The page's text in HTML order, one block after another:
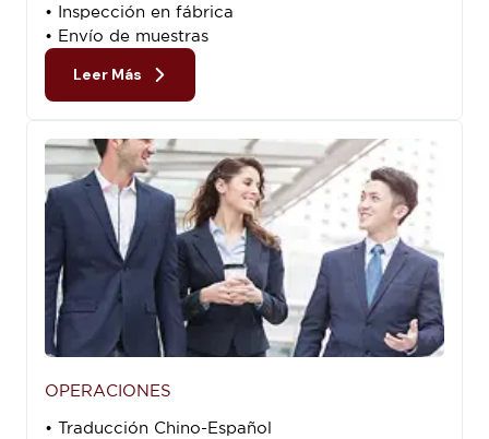
• Inspección en fábrica
• Envío de muestras
Leer Más
OPERACIONES
• Traducción Chino-Español